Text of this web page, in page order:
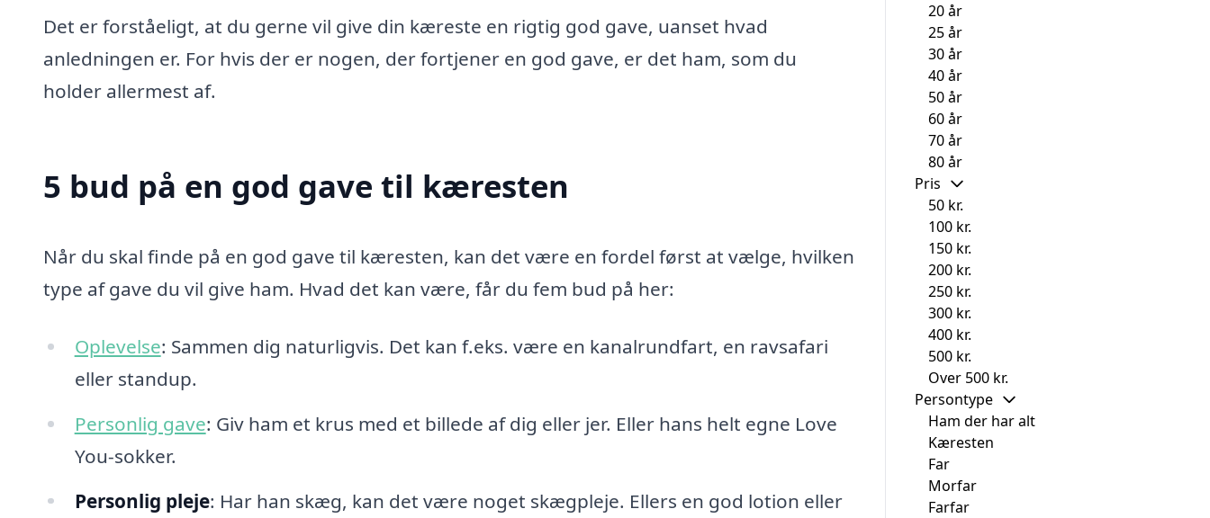
Det er forståeligt, at du gerne vil give din kæreste en rigtig god gave, uanset hvad
anledningen er. For hvis der er nogen, der fortjener en god gave, er det ham, som du
holder allermest af.
5 bud på en god gave til kæresten
Når du skal finde på en god gave til kæresten, kan det være en fordel først at vælge, hvilken
type af gave du vil give ham. Hvad det kan være, får du fem bud på her:
Oplevelse: Sammen dig naturligvis. Det kan f.eks. være en kanalrundfart, en ravsafari
eller standup.
Personlig gave: Giv ham et krus med et billede af dig eller jer. Eller hans helt egne Love
You-sokker.
Personlig pleje: Har han skæg, kan det være noget skægpleje. Ellers en god lotion eller
20 år
25 år
30 år
40 år
50 år
60 år
70 år
80 år
Pris
50 kr.
100 kr.
150 kr.
200 kr.
250 kr.
300 kr.
400 kr.
500 kr.
Over 500 kr.
Persontype
Ham der har alt
Kæresten
Far
Morfar
Farfar